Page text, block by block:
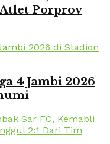
Porprov
4 Jambi 2026